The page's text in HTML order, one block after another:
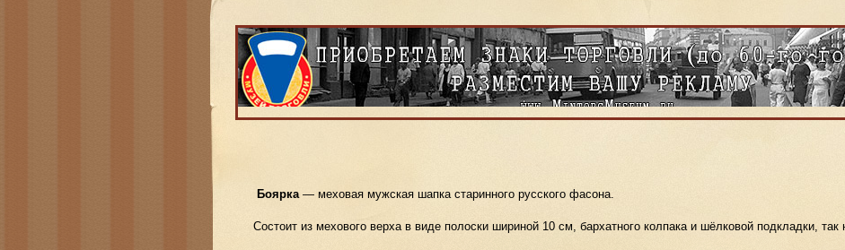
Боярка— меховая мужская шапка старинного русского фасона.
Состоит из мехового верха в виде полоски шириной 10 см, бархатного колпака и шёлковой подкладки, так